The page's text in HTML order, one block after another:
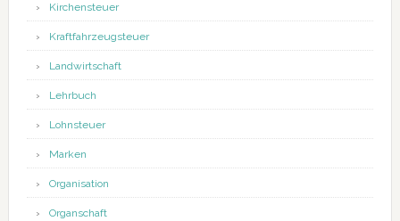
Kirchensteuer
Kraftfahrzeugsteuer
Landwirtschaft
Lehrbuch
Lohnsteuer
Marken
Organisation
Organschaft